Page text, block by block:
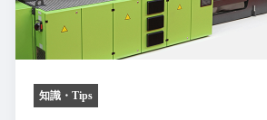
知識・Tips